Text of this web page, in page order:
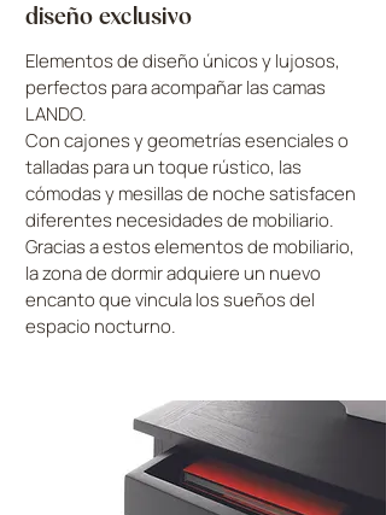
diseño exclusivo
Elementos de diseño únicos y lujosos,
perfectos para acompañar las camas
LANDO.
Con cajones y geometrías esenciales o
talladas para un toque rústico, las
cómodas y mesillas de noche satisfacen
diferentes necesidades de mobiliario.
Gracias a estos elementos de mobiliario,
la zona de dormir adquiere un nuevo
encanto que vincula los sueños del
espacio nocturno.